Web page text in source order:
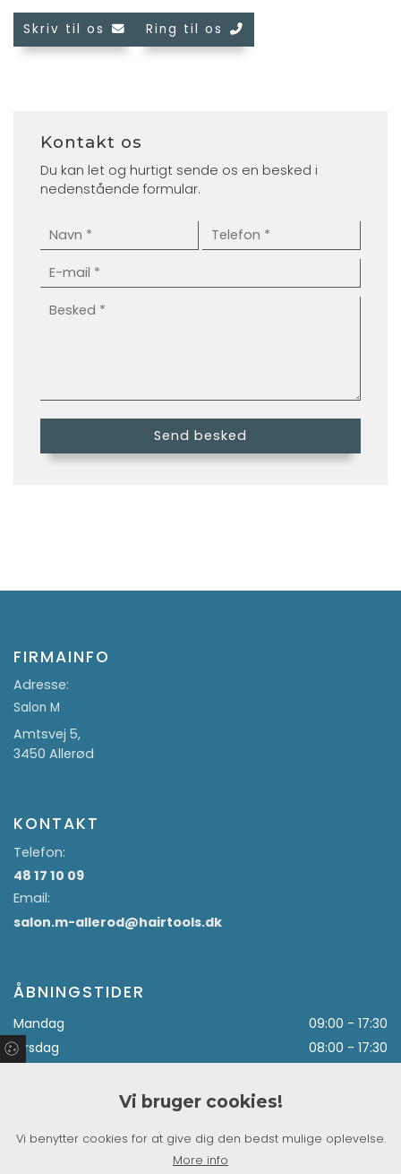
Skriv til os Ring til os
Kontakt os
Du kan let og hurtigt sende os en besked i
nedenstående formular.
FIRMAINFO
Adresse:
Salon M
Amtsvej 5,
3450 Allerød
KONTAKT
Telefon:
48 17 10 09
Email:
salon.m-allerod@hairtools.dk
ÅBNINGSTIDER
Mandag
09:00 - 17:30
Tirsdag
08:00 - 17:30
Lørdag lige uger
07:00 - 14:00
Vi bruger cookies!
Vi benytter cookies for at give dig den bedst mulige oplevelse.
More info